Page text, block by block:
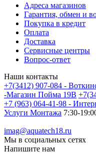
Адреса магазинов
Гарантия, обмен и
Покупка в кредит
Оплата
Доставка
Сервисные центры
Вопрос-ответ
Наши контакты
+7(3412) 907-084 -
-Магазин Пойма 19В
+7 (963) 064-41-98 -
Услуги Монтажа 7:30-
imag@aquatech18.ru
Мы в социальных сетях
Напишите нам